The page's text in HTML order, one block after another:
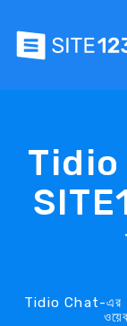
Tidio
Tidio Chat-এর